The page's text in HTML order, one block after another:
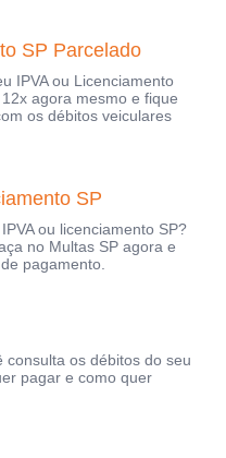
SP Parcelado
IPVA ou Licenciamento
agora mesmo e fique
os débitos veiculares
SP
ou licenciamento SP?
no Multas SP agora e
pagamento.
consulta os débitos do seu
pagar e como quer